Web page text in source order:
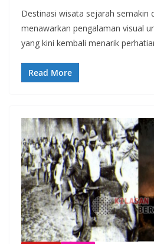
Destinasi wisata sejarah semakin
menawarkan pengalaman visual
yang kini kembali menarik
Read More